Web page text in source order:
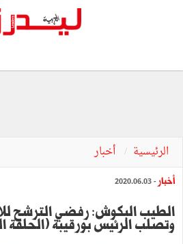
الرئيسية أخبار
أخبار - 2020.06.03
الطيب البكوش: رفضي الترشح
وتصلب الرئيس بورقيبة (الحلقة